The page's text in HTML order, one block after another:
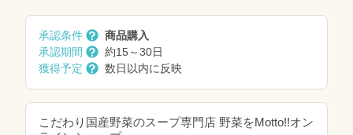
承認条件
商品購入
承認期間
約15～30日
獲得予定
数日以内に反映
こだわり国産野菜のスープ専門店 野菜をMotto!!オン